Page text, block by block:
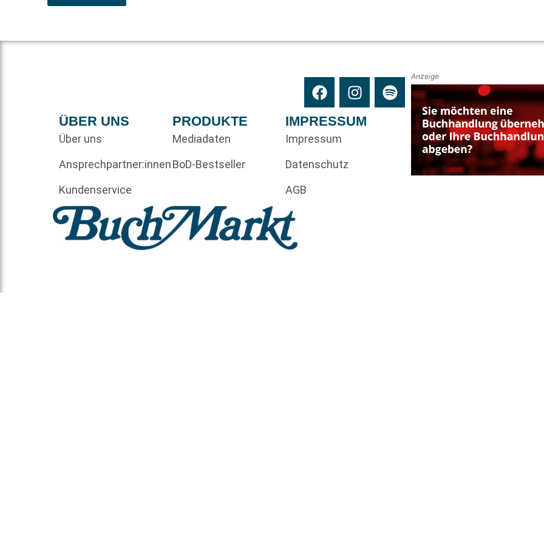
ÜBER UNS
Über uns
Ansprechpartner:innen
Kundenservice
PRODUKTE
Mediadaten
BoD-Bestseller
IMPRESSUM
Impressum
Datenschutz
AGB
Anzeige